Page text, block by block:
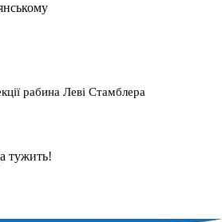
рабина Леві Стамблера
тужить!